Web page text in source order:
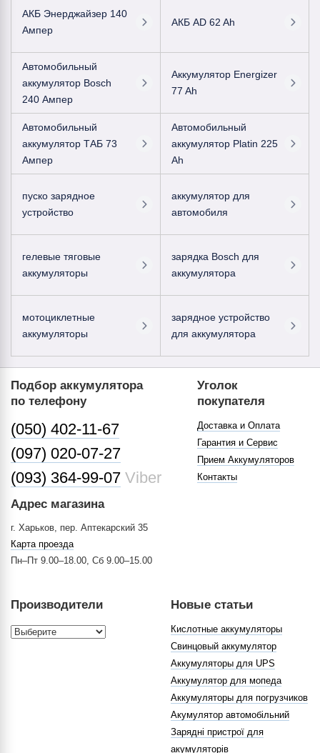
АКБ Энерджайзер 140
Ампер
АКБ AD 62 Ah
Автомобильный
аккумулятор Bosch
240 Ампер
Аккумулятор Energizer
77 Ah
Автомобильный
аккумулятор ТАБ 73
Ампер
Автомобильный
аккумулятор Platin 225
Ah
пуско зарядное
устройство
аккумулятор для
автомобиля
гелевые тяговые
аккумуляторы
зарядка Bosch для
аккумулятора
мотоциклетные
аккумуляторы
зарядное устройство
для аккумулятора
Подбор аккумулятора
по телефону
(050) 402-11-67
(097) 020-07-27
(093) 364-99-07 Viber
Адрес магазина
г. Харьков, пер. Аптекарский 35
Карта проезда
Пн–Пт 9.00–18.00, Сб 9.00–15.00
Уголок
покупателя
Доставка и Оплата
Гарантия и Сервис
Прием Аккумуляторов
Контакты
Производители Новые статьи
Кислотные аккумуляторы
Свинцовый аккумулятор
Аккумуляторы для UPS
Аккумулятор для мопеда
Аккумуляторы для погрузчиков
Акумулятор автомобільний
Зарядні пристрої для
акумуляторів